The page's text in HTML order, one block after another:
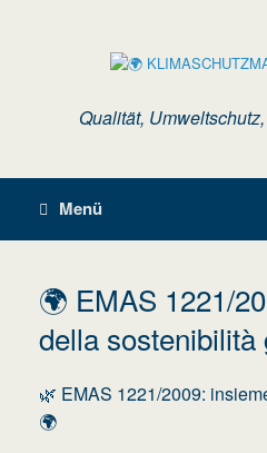
Qualität,
Menü
🌍 EMAS 1221/
della sostenibilità
🌿 EMAS 1221/2009:
🌍